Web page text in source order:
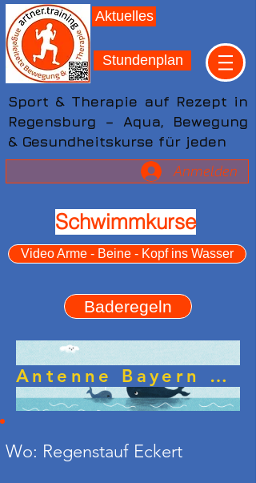
Aktuelles
Stundenplan
Sport & Therapie auf Rezept in
Regensburg – Aqua, Bewegung
& Gesundheitskurse für jeden
Anmelden
Schwimmkurse
Video Arme - Beine - Kopf ins Wasser
Baderegeln
Antenne Bayern Comedy-Call Jorge Gonzalez Seepferdchen
Wo: Regenstauf Eckert